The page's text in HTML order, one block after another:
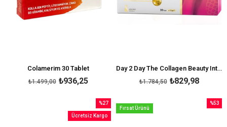
Colamerim 30 Tablet
₺936,25
₺1.499,00
Day 2 Day The Collagen Beauty Intense Ananas Aromalı 30 Saşe
₺829,98
₺1.784,50
%27
İndirim
Ücretsiz Kargo
%53
Fırsat Ürünü